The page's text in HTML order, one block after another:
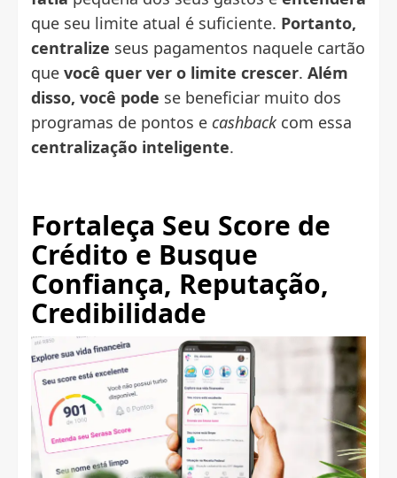
que seu limite atual é suficiente. Portanto,
centralize seus pagamentos naquele cartão
que você quer ver o limite crescer. Além
disso, você pode se beneficiar muito dos
programas de pontos e cashback com essa
centralização inteligente.
Fortaleça Seu Score de
Crédito e Busque
Confiança, Reputação,
Credibilidade